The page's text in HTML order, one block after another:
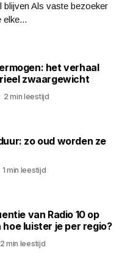
blijven Als vaste bezoeker
elke...
het verhaal
zwaargewicht
2 min leestijd
zo oud worden ze
1 min leestijd
van Radio 10 op
hoe luister je per regio?
2 min leestijd